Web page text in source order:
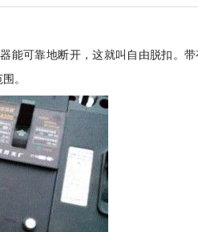
能可靠地断开，这就叫自由脱扣。
。